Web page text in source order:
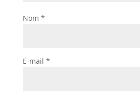
Nom *
E-mail *